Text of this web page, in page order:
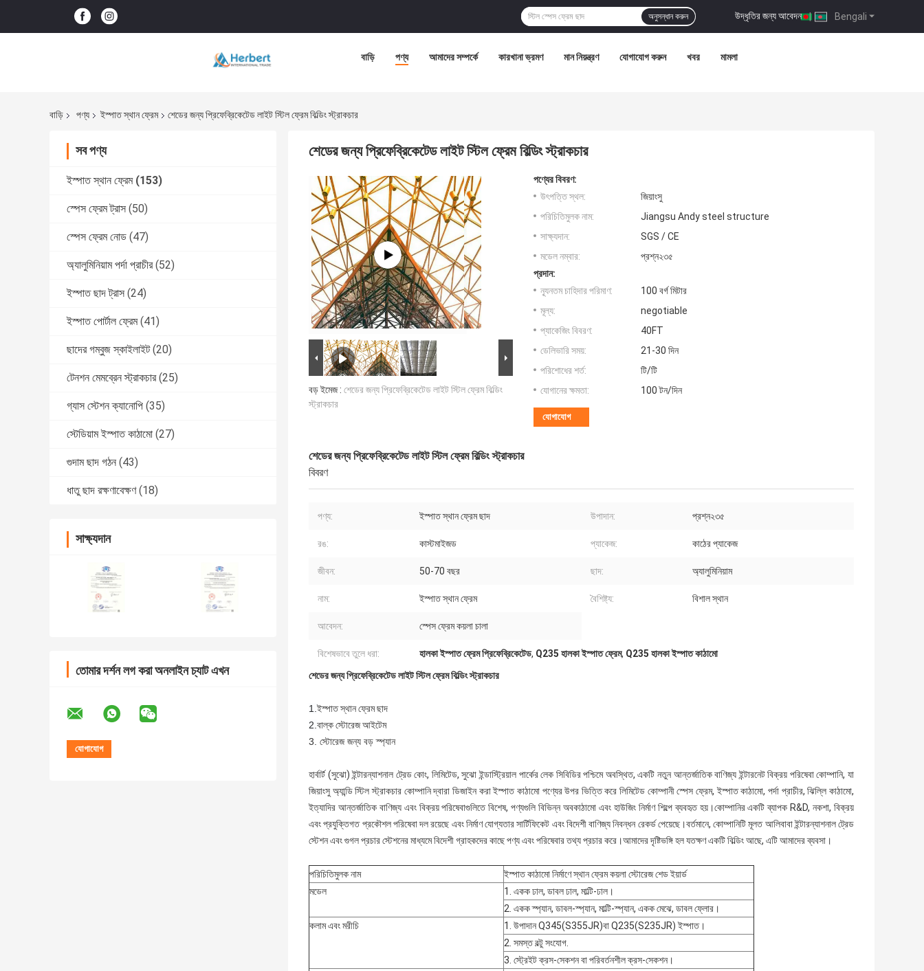
Bengali
উদ্ধৃতির জন্য আবেদন |
অনুসন্ধান করুন
বাড়ি পণ্য আমাদের সম্পর্কে কারখানা ভ্রমণ মান নিয়ন্ত্রণ যোগাযোগ করুন খবর মামলা
বাড়ি পণ্য ইস্পাত স্থান ফ্রেম শেডের জন্য প্রিফেব্রিকেটেড লাইট স্টিল ফ্রেম বিল্ডিং স্ট্রাকচার
সব পণ্য
ইস্পাত স্থান ফ্রেম (153)
স্পেস ফ্রেম ট্রাস (50)
স্পেস ফ্রেম নোড (47)
অ্যালুমিনিয়াম পর্দা প্রাচীর (52)
ইস্পাত ছাদ ট্রাস (24)
ইস্পাত পোর্টাল ফ্রেম (41)
ছাদের গম্বুজ স্কাইলাইট (20)
টেনশন মেমব্রেন স্ট্রাকচার (25)
গ্যাস স্টেশন ক্যানোপি (35)
স্টেডিয়াম ইস্পাত কাঠামো (27)
গুদাম ছাদ গঠন (43)
ধাতু ছাদ রক্ষণাবেক্ষণ (18)
সাক্ষ্যদান
তোমার দর্শন লগ করা অনলাইন চ্যাট এখন
শেডের জন্য প্রিফেব্রিকেটেড লাইট স্টিল ফ্রেম বিল্ডিং স্ট্রাকচার
বড় ইমেজ : শেডের জন্য প্রিফেব্রিকেটেড লাইট স্টিল ফ্রেম বিল্ডিং
স্ট্রাকচার
পণ্যের বিবরণ:
উৎপত্তি স্থল:
জিয়াংসু
পরিচিতিমুলক নাম:
Jiangsu Andy steel structure
সাক্ষ্যদান:
SGS / CE
মডেল নম্বার:
প্রশ্ন২৩৫
প্রদান:
ন্যূনতম চাহিদার পরিমাণ:
100 বর্গ মিটার
মূল্য:
negotiable
প্যাকেজিং বিবরণ:
40FT
ডেলিভারি সময়:
21-30 দিন
পরিশোধের শর্ত:
টি/টি
যোগানের ক্ষমতা:
100 টন/দিন
যোগাযোগ
শেডের জন্য প্রিফেব্রিকেটেড লাইট স্টিল ফ্রেম বিল্ডিং স্ট্রাকচার
বিবরণ
পণ্য: ইস্পাত স্থান ফ্রেম ছাদ উপাদান: প্রশ্ন২৩৫
রঙ: কাস্টমাইজড প্যাকেজ: কাঠের প্যাকেজ
জীবন: 50-70 বছর ছাদ: অ্যালুমিনিয়াম
নাম: ইস্পাত স্থান ফ্রেম বৈশিষ্ট্য: বিশাল স্থান
আবেদন: স্পেস ফ্রেম কয়লা চালা
বিশেষভাবে তুলে ধরা: হালকা ইস্পাত ফ্রেম প্রিফেব্রিকেটেড, Q235 হালকা ইস্পাত ফ্রেম, Q235 হালকা ইস্পাত কাঠামো
শেডের জন্য প্রিফেব্রিকেটেড লাইট স্টিল ফ্রেম বিল্ডিং স্ট্রাকচার
1.ইস্পাত স্থান ফ্রেম ছাদ
2.বাল্ক স্টোরেজ আইটেম
3. স্টোরেজ জন্য বড় স্প্যান
হার্বার্ট (সুঝো) ইন্টারন্যাশনাল ট্রেড কোং, লিমিটেড, সুঝো ইন্ডাস্ট্রিয়াল পার্কের লেক সিবিডির পশ্চিমে অবস্থিত, একটি নতুন আন্তর্জাতিক বাণিজ্য ইন্টারনেট বিক্রয় পরিষেবা কোম্পানি, যা
জিয়াংসু অ্যান্ডি স্টিল স্ট্রাকচার কোম্পানি দ্বারা ডিজাইন করা ইস্পাত কাঠামো পণ্যের উপর ভিত্তি করে লিমিটেড কোম্পানী স্পেস ফ্রেম, ইস্পাত কাঠামো, পর্দা প্রাচীর, ঝিল্লি কাঠামো,
ইত্যাদির আন্তর্জাতিক বাণিজ্য এবং বিক্রয় পরিষেবাগুলিতে বিশেষ, পণ্যগুলি বিভিন্ন অবকাঠামো এবং হাউজিং নির্মাণ শিল্পে ব্যবহৃত হয়।কোম্পানির একটি ব্যাপক R&D, নকশা, বিক্রয়
এবং প্রযুক্তিগত প্রকৌশল পরিষেবা দল রয়েছে এবং নির্মাণ যোগ্যতার সার্টিফিকেট এবং বিদেশী বাণিজ্য নিবন্ধন রেকর্ড পেয়েছে।বর্তমানে, কোম্পানিটি মূলত আলিবাবা ইন্টারন্যাশনাল ট্রেড
স্টেশন এবং গুগল প্রচার স্টেশনের মাধ্যমে বিদেশী গ্রাহকদের কাছে পণ্য এবং পরিষেবার তথ্য প্রচার করে।আমাদের দৃষ্টিভঙ্গি হল যতক্ষণ একটি বিল্ডিং আছে, এটি আমাদের ব্যবসা।
পরিচিতিমুলক নাম
ইস্পাত কাঠামো নির্মাণে স্থান ফ্রেম কয়লা স্টোরেজ শেড ইয়ার্ড
মডেল
1. একক ঢাল, ডাবল ঢাল, মাল্টি-ঢাল।
2. একক স্প্যান, ডাবল-স্প্যান, মাল্টি-স্প্যান, একক মেঝে, ডাবল ফ্লোর।
কলাম এবং মরীচি
1. উপাদান Q345(S355JR)বা Q235(S235JR) ইস্পাত।
2. সমস্ত বল্টু সংযোগ.
3. স্ট্রেইট ক্রস-সেকশন বা পরিবর্তনশীল ক্রস-সেকশন।